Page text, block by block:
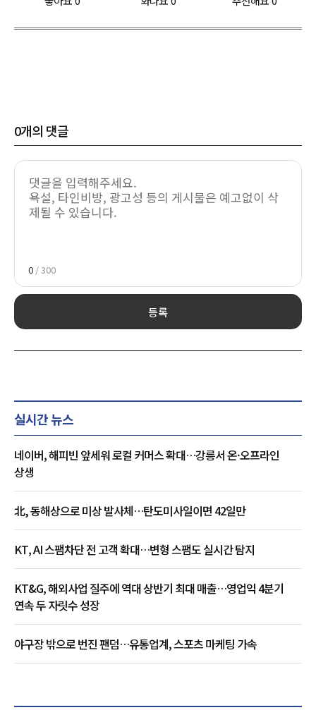
0개의 댓글
0 / 300
등록
실시간 뉴스
네이버, 해피빈 앞세워 로컬 커머스 확대…강릉서 온·오프라인
상생
北, 동해상으로 미상 발사체…탄도미사일이면 42일만
KT, AI 스팸차단 전 고객 확대…변형 스팸도 실시간 탐지
KT&G, 해외사업 질주에 역대 상반기 최대 매출…영업익 4분기
연속 두 자릿수 성장
야구장 밖으로 번진 팬덤…유통업계, 스포츠 마케팅 가속